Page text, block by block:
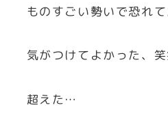
ものすごい勢いで恐れ
気がつけてよかった、笑
超えた…